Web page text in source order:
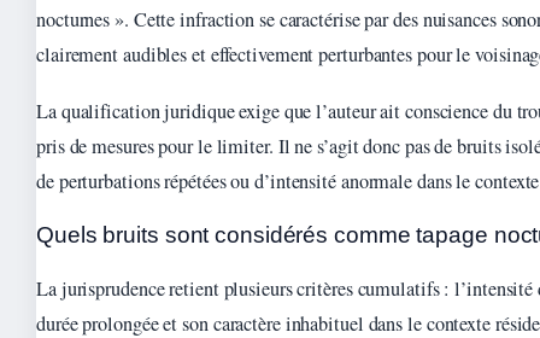
nocturnes ». Cette infraction se caractérise par des nuisances
clairement audibles et effectivement perturbantes pour le
La qualification juridique exige que l’auteur ait conscience du
pris de mesures pour le limiter. Il ne s’agit donc pas de bruits
de perturbations répétées ou d’intensité anormale dans le
Quels bruits sont considérés comme tapage
La jurisprudence retient plusieurs critères cumulatifs :
durée prolongée et son caractère inhabituel dans le contexte